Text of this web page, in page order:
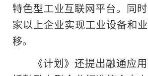
特色型工业互联网平台。同
家以上企业实现工业设备和
移。
《计划》还提出融通应